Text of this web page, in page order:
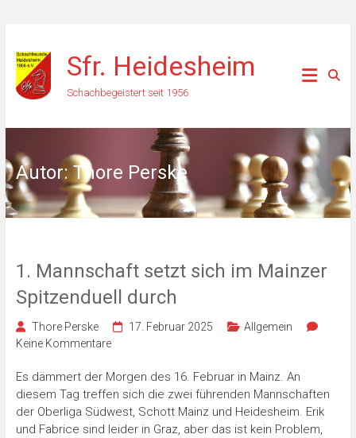
Inhalt
springen
Sfr. Heidesheim
Schachbegeistert seit 1956
Autor: Thore Perske
1. Mannschaft setzt sich im Mainzer
Spitzenduell durch
Thore Perske 17. Februar 2025
Allgemein
Keine Kommentare
Es dämmert der Morgen des 16. Februar in Mainz. An
diesem Tag treffen sich die zwei führenden Mannschaften
der Oberliga Südwest, Schott Mainz und Heidesheim. Erik
und Fabrice sind leider in Graz, aber das ist kein Problem,